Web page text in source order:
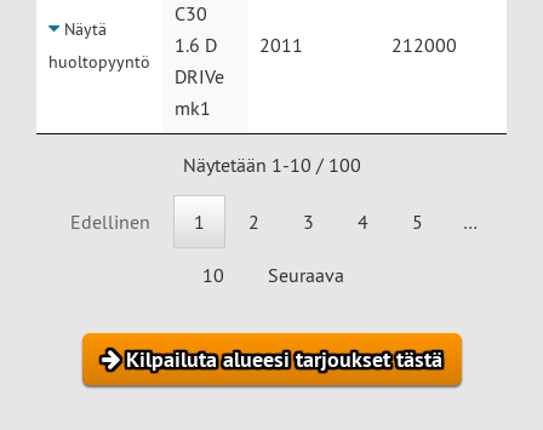
Näytä
huoltopyyntö
C30
1.6 D
DRIVe
mk1
2011 212000
Näytetään 1-10 / 100
Edellinen 1 2 3 4 5 …
10 Seuraava
Kilpailuta alueesi tarjoukset tästä